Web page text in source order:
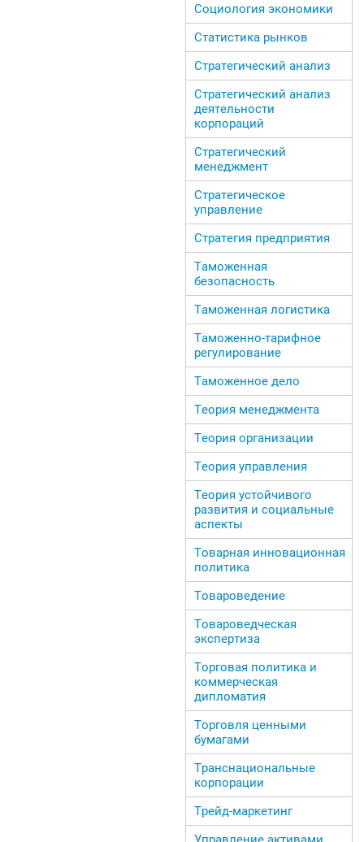
Социология экономики
Статистика рынков
Стратегический анализ
Стратегический анализ
деятельности
корпораций
Стратегический
менеджмент
Стратегическое
управление
Стратегия предприятия
Таможенная
безопасность
Таможенная логистика
Таможенно-тарифное
регулирование
Таможенное дело
Теория менеджмента
Теория организации
Теория управления
Теория устойчивого
развития и социальные
аспекты
Товарная инновационная
политика
Товароведение
Товароведческая
экспертиза
Торговая политика и
коммерческая
дипломатия
Торговля ценными
бумагами
Транснациональные
корпорации
Трейд-маркетинг